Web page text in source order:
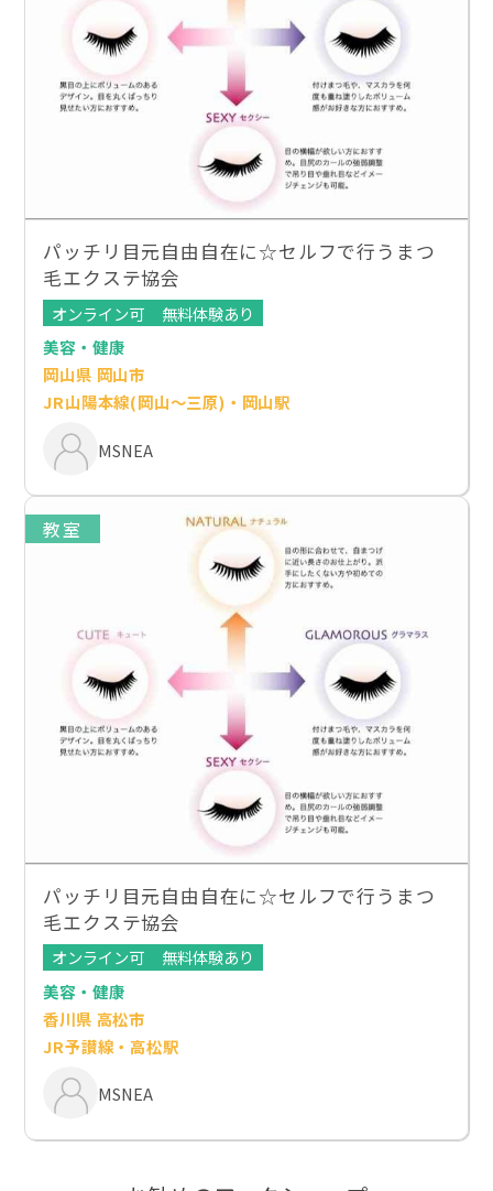
パッチリ目元自由自在に☆セルフで行うまつ
毛エクステ協会
オンライン可
無料体験あり
美容・健康
岡山県 岡山市
JR山陽本線(岡山～三原)・岡山駅
MSNEA
教室
パッチリ目元自由自在に☆セルフで行うまつ
毛エクステ協会
オンライン可
無料体験あり
美容・健康
香川県 高松市
JR予讃線・高松駅
MSNEA